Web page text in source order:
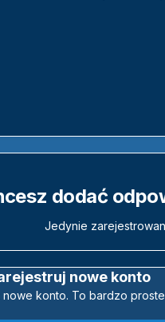
dodać
Jedynie
nowe konto
nowe konto. To bardzo